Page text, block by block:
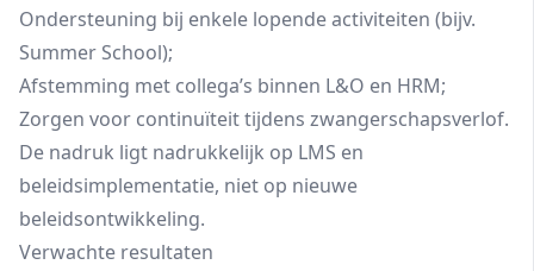
Ondersteuning bij enkele lopende activiteiten (bijv.
Summer School);
Afstemming met collega’s binnen L&O en HRM;
Zorgen voor continuïteit tijdens zwangerschapsverlof.
De nadruk ligt nadrukkelijk op LMS en
beleidsimplementatie, niet op nieuwe
beleidsontwikkeling.
Verwachte resultaten